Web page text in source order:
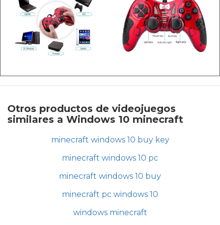
Otros productos de videojuegos
similares a Windows 10 minecraft
minecraft windows 10 buy key
minecraft windows 10 pc
minecraft windows 10 buy
minecraft pc windows 10
windows minecraft